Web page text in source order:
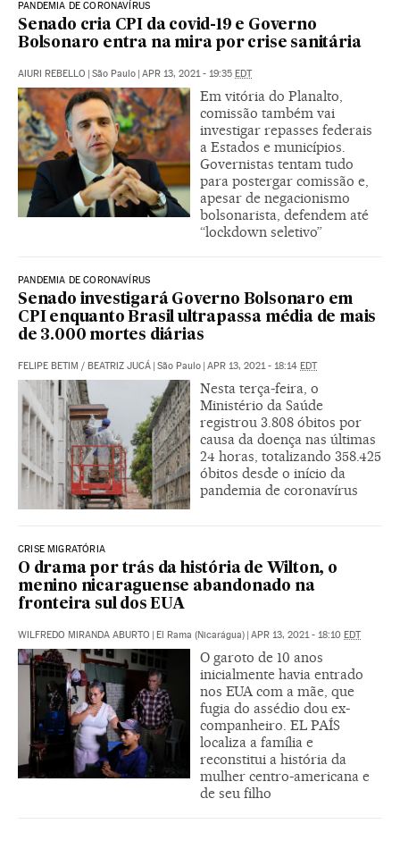
PANDEMIA DE CORONAVÍRUS
Senado cria CPI da covid-19 e Governo
Bolsonaro entra na mira por crise sanitária
AIURI REBELLO São Paulo APR 13, 2021 - 19:35 EDT
Em vitória do Planalto,
comissão também vai
investigar repasses federais
a Estados e municípios.
Governistas tentam tudo
para postergar comissão e,
apesar de negacionismo
bolsonarista, defendem até
“lockdown seletivo”
PANDEMIA DE CORONAVÍRUS
Senado investigará Governo Bolsonaro em
CPI enquanto Brasil ultrapassa média de mais
de 3.000 mortes diárias
FELIPE BETIM / BEATRIZ JUCÁ São Paulo APR 13, 2021 - 18:14 EDT
Nesta terça-feira, o
Ministério da Saúde
registrou 3.808 óbitos por
causa da doença nas últimas
24 horas, totalizando 358.425
óbitos desde o início da
pandemia de coronavírus
CRISE MIGRATÓRIA
O drama por trás da história de Wilton, o
menino nicaraguense abandonado na
fronteira sul dos EUA
WILFREDO MIRANDA ABURTO El Rama (Nicarágua) APR 13, 2021 - 18:10 EDT
O garoto de 10 anos
inicialmente havia entrado
nos EUA com a mãe, que
fugia do assédio dou ex-
companheiro. EL PAÍS
localiza a família e
reconstitui a história da
mulher centro-americana e
de seu filho